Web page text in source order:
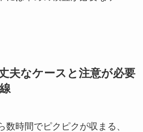
夫なケースと注意が必要
数時間でピクピクが収まる、